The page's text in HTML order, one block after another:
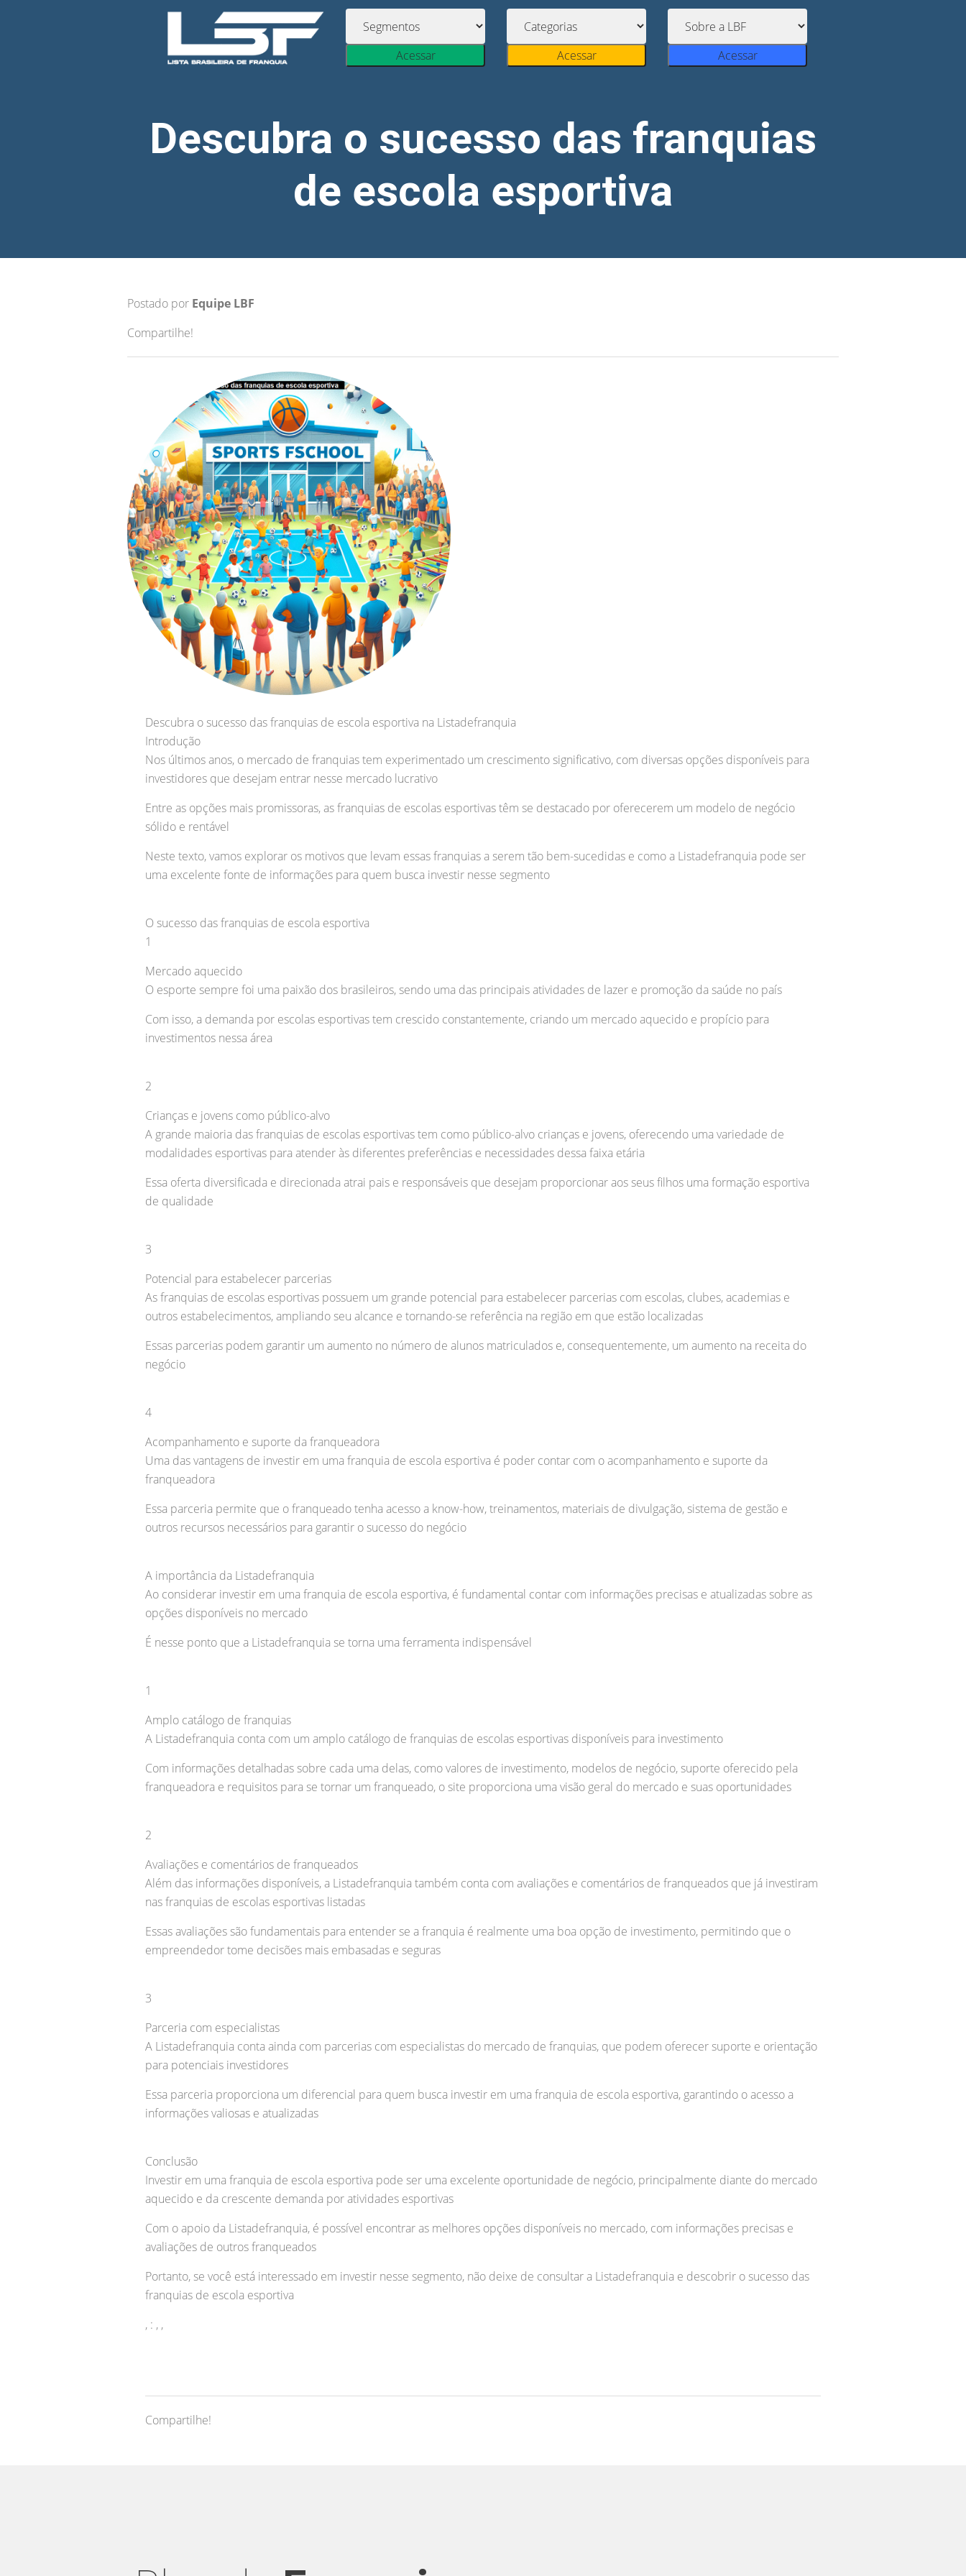
Acessar Acessar Acessar
Descubra o sucesso das franquias
de escola esportiva
Postado por Equipe LBF
Compartilhe!
Descubra o sucesso das franquias de escola esportiva na Listadefranquia
Introdução
Nos últimos anos, o mercado de franquias tem experimentado um crescimento significativo, com diversas opções disponíveis para
investidores que desejam entrar nesse mercado lucrativo
Entre as opções mais promissoras, as franquias de escolas esportivas têm se destacado por oferecerem um modelo de negócio
sólido e rentável
Neste texto, vamos explorar os motivos que levam essas franquias a serem tão bem-sucedidas e como a Listadefranquia pode ser
uma excelente fonte de informações para quem busca investir nesse segmento
O sucesso das franquias de escola esportiva
1
Mercado aquecido
O esporte sempre foi uma paixão dos brasileiros, sendo uma das principais atividades de lazer e promoção da saúde no país
Com isso, a demanda por escolas esportivas tem crescido constantemente, criando um mercado aquecido e propício para
investimentos nessa área
2
Crianças e jovens como público-alvo
A grande maioria das franquias de escolas esportivas tem como público-alvo crianças e jovens, oferecendo uma variedade de
modalidades esportivas para atender às diferentes preferências e necessidades dessa faixa etária
Essa oferta diversificada e direcionada atrai pais e responsáveis que desejam proporcionar aos seus filhos uma formação esportiva
de qualidade
3
Potencial para estabelecer parcerias
As franquias de escolas esportivas possuem um grande potencial para estabelecer parcerias com escolas, clubes, academias e
outros estabelecimentos, ampliando seu alcance e tornando-se referência na região em que estão localizadas
Essas parcerias podem garantir um aumento no número de alunos matriculados e, consequentemente, um aumento na receita do
negócio
4
Acompanhamento e suporte da franqueadora
Uma das vantagens de investir em uma franquia de escola esportiva é poder contar com o acompanhamento e suporte da
franqueadora
Essa parceria permite que o franqueado tenha acesso a know-how, treinamentos, materiais de divulgação, sistema de gestão e
outros recursos necessários para garantir o sucesso do negócio
A importância da Listadefranquia
Ao considerar investir em uma franquia de escola esportiva, é fundamental contar com informações precisas e atualizadas sobre as
opções disponíveis no mercado
É nesse ponto que a Listadefranquia se torna uma ferramenta indispensável
1
Amplo catálogo de franquias
A Listadefranquia conta com um amplo catálogo de franquias de escolas esportivas disponíveis para investimento
Com informações detalhadas sobre cada uma delas, como valores de investimento, modelos de negócio, suporte oferecido pela
franqueadora e requisitos para se tornar um franqueado, o site proporciona uma visão geral do mercado e suas oportunidades
2
Avaliações e comentários de franqueados
Além das informações disponíveis, a Listadefranquia também conta com avaliações e comentários de franqueados que já investiram
nas franquias de escolas esportivas listadas
Essas avaliações são fundamentais para entender se a franquia é realmente uma boa opção de investimento, permitindo que o
empreendedor tome decisões mais embasadas e seguras
3
Parceria com especialistas
A Listadefranquia conta ainda com parcerias com especialistas do mercado de franquias, que podem oferecer suporte e orientação
para potenciais investidores
Essa parceria proporciona um diferencial para quem busca investir em uma franquia de escola esportiva, garantindo o acesso a
informações valiosas e atualizadas
Conclusão
Investir em uma franquia de escola esportiva pode ser uma excelente oportunidade de negócio, principalmente diante do mercado
aquecido e da crescente demanda por atividades esportivas
Com o apoio da Listadefranquia, é possível encontrar as melhores opções disponíveis no mercado, com informações precisas e
avaliações de outros franqueados
Portanto, se você está interessado em investir nesse segmento, não deixe de consultar a Listadefranquia e descobrir o sucesso das
franquias de escola esportiva
, : , ,
Compartilhe!